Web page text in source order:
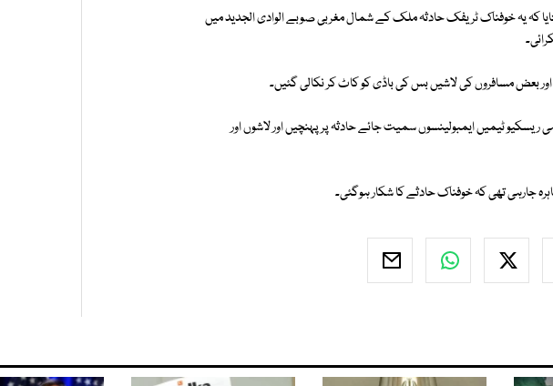
کہ یہ خوفناک ٹریفک حادثہ ملک کے شمال مغربی صوبے الوادی الجدید میں
بعض مسافروں کی لاشیں بس کی باڈی کو کاٹ کر نکالی گئیں۔
ٹیمیں ایمبولینسوں سمیت جائے حادثہ پر پہنچیں اور لاشوں اور